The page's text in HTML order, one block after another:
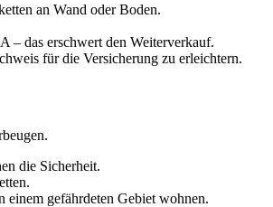
an Wand oder Boden.
– das erschwert den Weiterverkauf.
für die Versicherung zu erleichtern.
die Sicherheit.
einem gefährdeten Gebiet wohnen.